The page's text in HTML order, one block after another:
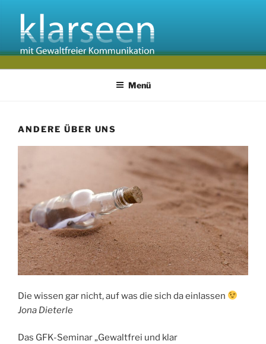
springen
Menü
ANDERE ÜBER UNS
Die wissen gar nicht, auf was die sich da einlassen
Jona Dieterle
Das GFK-Seminar „Gewaltfrei und klar